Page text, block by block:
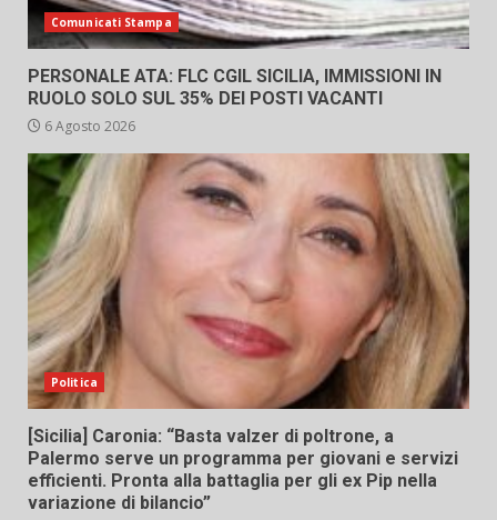
Comunicati Stampa
PERSONALE ATA: FLC CGIL SICILIA, IMMISSIONI IN
RUOLO SOLO SUL 35% DEI POSTI VACANTI
6 Agosto 2026
Politica
[Sicilia] Caronia: “Basta valzer di poltrone, a
Palermo serve un programma per giovani e servizi
efficienti. Pronta alla battaglia per gli ex Pip nella
variazione di bilancio”